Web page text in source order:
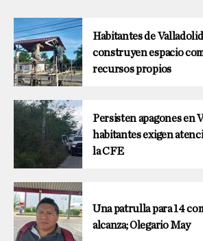
Habitantes de
construyen espacio
recursos propios
Persisten apagones en
habitantes exigen
la CFE
Una patrulla para 14
alcanza; Olegario May